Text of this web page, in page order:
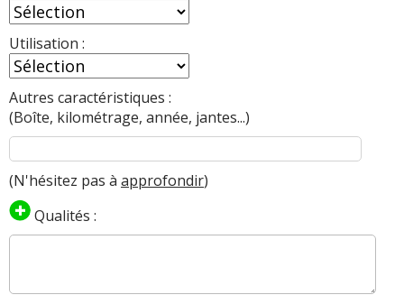
Utilisation :
Autres caractéristiques :
(Boîte, kilométrage, année, jantes...)
(N'hésitez pas à approfondir)
Qualités :